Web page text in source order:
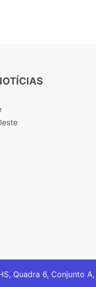
Quadra 6, Conjunto